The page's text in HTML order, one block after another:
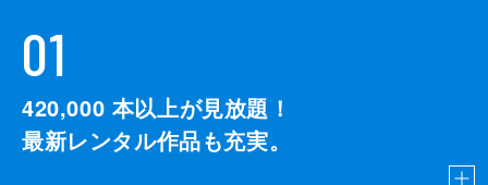
01
420,000 本以上が見放題！
最新レンタル作品も充実。